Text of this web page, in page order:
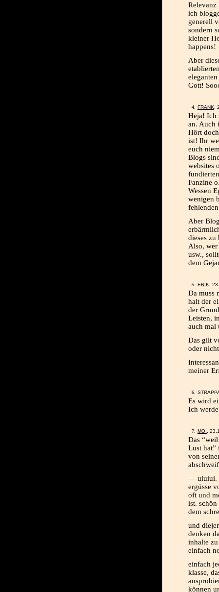
ich
generell
sondern
kleiner
happens!
Aber
Gott!
FRANK ,
Heja! Ich
an. Auch
Hört
ist! Ihr
euch
Blogs
websites
Fanzine
Wessen
wenigen
Aber
dieses zu
Also,
usw.,
dem
ERIK ,
Da muss
halt der
der
Leisten,
auch mal
Das gilt
oder
meiner
Es wird
Ich
MO. ,
Das
Lust hat”
von
— uiuiui.
ergüsse
oft und
ist. schön
dem
und
denken
inhalte
einfach
einfach
klasse,
können